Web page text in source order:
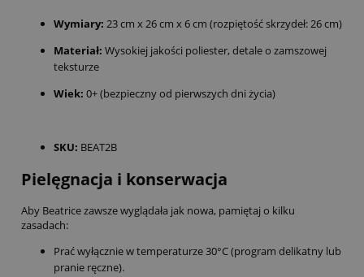
Wymiary: 23 cm x 26 cm x 6 cm (rozpiętość skrzydeł: 26 cm)
Materiał: Wysokiej jakości poliester, detale o zamszowej
teksturze
Wiek: 0+ (bezpieczny od pierwszych dni życia)
SKU: BEAT2B
Pielęgnacja i konserwacja
Aby Beatrice zawsze wyglądała jak nowa, pamiętaj o kilku
zasadach:
Prać wyłącznie w temperaturze 30°C (program delikatny lub
pranie ręczne).